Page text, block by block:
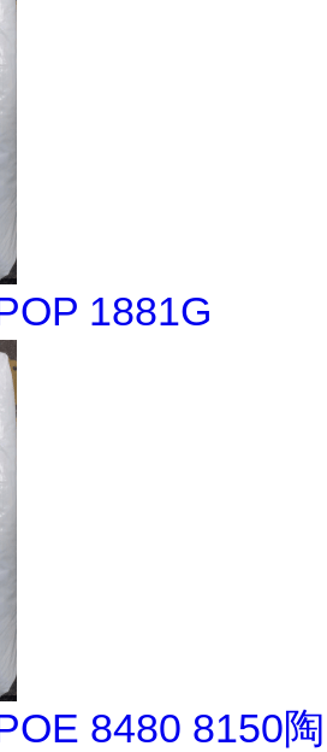
1881G
8480 8150陶